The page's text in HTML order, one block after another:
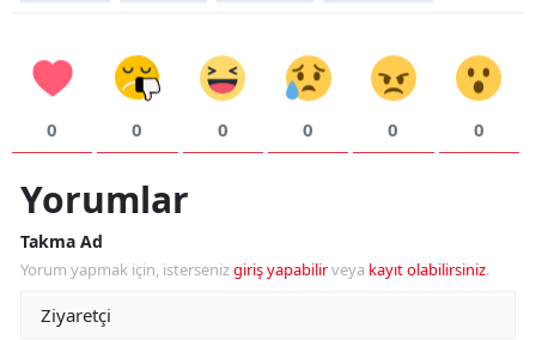
0 0 0 0 0 0
Yorumlar
Takma Ad
Yorum yapmak için, istersenizgiriş yapabilirveya kayıt olabilirsiniz.